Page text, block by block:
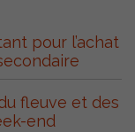
pour l’achat
fleuve et des
end